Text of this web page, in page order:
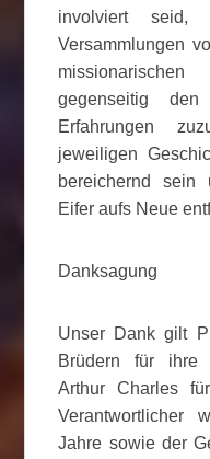
involviert
Versammlungen
gegenseitig
Erfahrungen
jeweiligen
bereichernd sein
Eifer aufs Neue
Danksagung
Unser Dank gilt
Brüdern für ihre
Arthur Charles
Verantwortlicher
Jahre sowie der